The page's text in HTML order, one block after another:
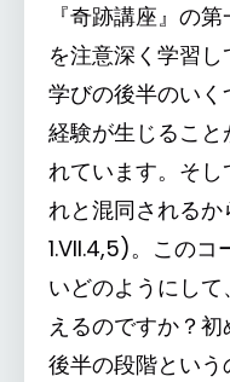
『奇跡講座』の
を注意深く学習し
学びの後半のい
経験が生じるこ
れています。そ
れと混同される
1.VII.4,5)。このコ
いどのようにし
えるのですか？初
後半の段階とい